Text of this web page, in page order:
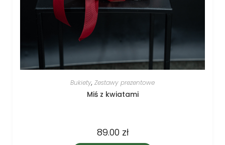
Bukiety, Zestawy prezentowe
Miś z kwiatami
89.00 zł